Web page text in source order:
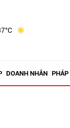
DOANH NHÂN